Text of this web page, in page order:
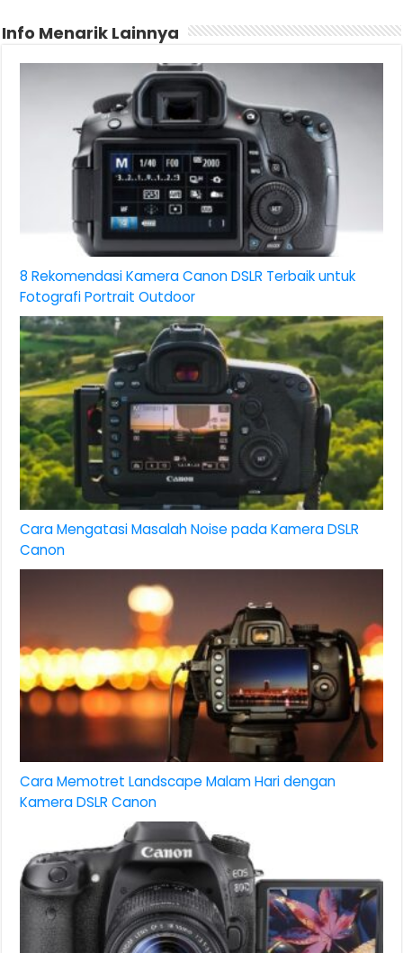
Info Menarik Lainnya
8 Rekomendasi Kamera Canon DSLR Terbaik untuk
Fotografi Portrait Outdoor
Cara Mengatasi Masalah Noise pada Kamera DSLR
Canon
Cara Memotret Landscape Malam Hari dengan
Kamera DSLR Canon